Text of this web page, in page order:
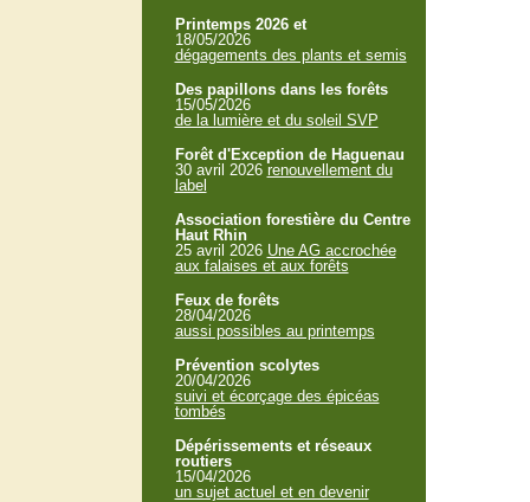
Printemps 2026 et
18/05/2026
dégagements des plants et semis
Des papillons dans les forêts
15/05/2026
de la lumière et du soleil SVP
Forêt d'Exception de Haguenau
30 avril 2026 renouvellement du
label
Association forestière du Centre
Haut Rhin
25 avril 2026 Une AG accrochée
aux falaises et aux forêts
Feux de forêts
28/04/2026
aussi possibles au printemps
Prévention scolytes
20/04/2026
suivi et écorçage des épicéas
tombés
Dépérissements et réseaux
routiers
15/04/2026
un sujet actuel et en devenir